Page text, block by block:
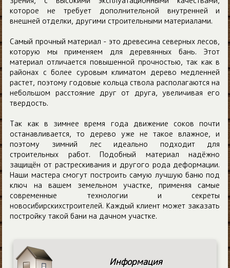
которое не требует дополнительной внутренней и
внешней отделки, другими строительными материалами.
Самый прочный материал - это древесина северных лесов,
которую мы применяем для деревянных бань. Этот
материал отличается повышенной прочностью, так как в
районах с более суровым климатом дерево медленней
растет, поэтому годовые кольца ствола располагаются на
небольшом расстояние друг от друга, увеличивая его
твердость.
Так как в зимнее время года движение соков почти
останавливается, то дерево уже не такое влажное, и
поэтому зимний лес идеально подходит для
строительных работ. Подобный материал надёжно
защищён от растрескивания и другого рода деформации.
Наши мастера смогут построить самую лучшую баню под
ключ на вашем земельном участке, применяя самые
современные технологии и секреты
новосибирскихстроителей. Каждый клиент может заказать
постройку такой бани на дачном участке.
Информация